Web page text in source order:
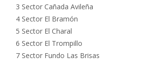
3 Sector Cañada Avileña
4 Sector El Bramón
5 Sector El Charal
6 Sector El Trompillo
7 Sector Fundo Las Brisas